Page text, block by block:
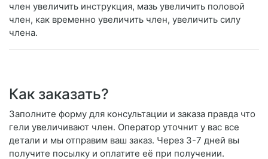
член увеличить инструкция, мазь увеличить половой
член, как временно увеличить член, увеличить силу
члена.
Как заказать?
Заполните форму для консультации и заказа правда что
гели увеличивают член. Оператор уточнит у вас все
детали и мы отправим ваш заказ. Через 3-7 дней вы
получите посылку и оплатите её при получении.